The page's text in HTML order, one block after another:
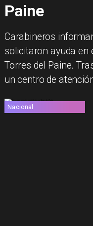
Paine
Carabineros
solicitaron ayuda en
Torres del Paine.
un centro de
Nacional